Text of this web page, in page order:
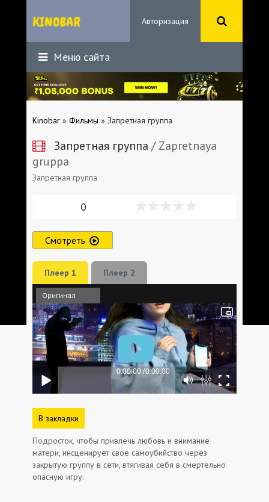
Авторизация
Меню сайта
Kinobar » Фильмы » Запретная группа
Запретная группа / Zapretnaya
gruppa
Запретная группа
0
Смотреть
Плеер 1 Плеер 2
Оригинал
В закладки
Подросток, чтобы привлечь любовь и внимание
матери, инсценирует своё самоубийство через
закрытую группу в сети, втягивая себя в смертельно
опасную игру.